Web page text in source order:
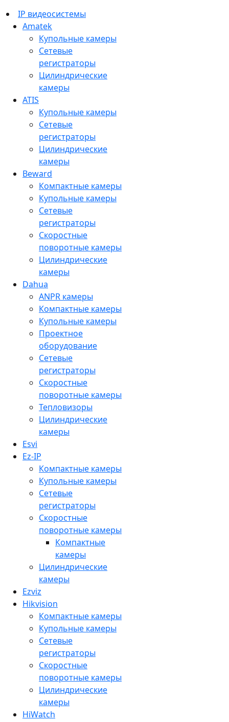
IP видеосистемы
Amatek
Купольные камеры
Сетевые
регистраторы
Цилиндрические
камеры
ATIS
Купольные камеры
Сетевые
регистраторы
Цилиндрические
камеры
Beward
Компактные камеры
Купольные камеры
Сетевые
регистраторы
Скоростные
поворотные камеры
Цилиндрические
камеры
Dahua
ANPR камеры
Компактные камеры
Купольные камеры
Проектное
оборудование
Сетевые
регистраторы
Скоростные
поворотные камеры
Тепловизоры
Цилиндрические
камеры
Esvi
Ez-IP
Компактные камеры
Купольные камеры
Сетевые
регистраторы
Скоростные
поворотные камеры
Компактные
камеры
Цилиндрические
камеры
Ezviz
Hikvision
Компактные камеры
Купольные камеры
Сетевые
регистраторы
Скоростные
поворотные камеры
Цилиндрические
камеры
HiWatch